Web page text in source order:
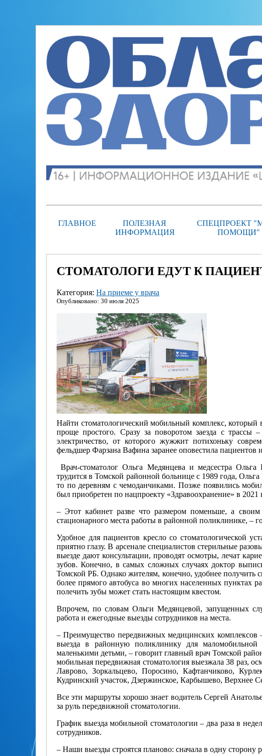
ГЛАВНОЕ
ПОЛЕЗНАЯ
ИНФОРМАЦИЯ
СПЕЦПРОЕКТ
ПОМОЩИ"
СТОМАТОЛОГИ ЕДУТ К
Категория: На приеме у врача
Опубликовано: 30 июля 2025
Найти стоматологический мобильный комплекс, который
проще простого. Сразу за поворотом заезда с трассы
электричество, от которого жужжит потихоньку
фельдшер Фарзана Вафина заранее оповестила
Врач-стоматолог Ольга Медянцева и медсестра
трудится в Томской районной больнице с 1989 года,
то по деревням с чемоданчиками. Позже появились
был приобретен по нацпроекту «Здравоохранение» в 2021
– Этот кабинет разве что размером поменьше, а
стационарного места работы в районной поликлинике, –
Удобное для пациентов кресло со стоматологической
приятно глазу. В арсенале специалистов стерильные
выезде дают консультации, проводят осмотры, лечат
зубов. Конечно, в самых сложных случаях доктор
Томской РБ. Однако жителям, конечно, удобнее получить
более прямого автобуса во многих населенных пунктах
полечить зубы может стать настоящим квестом.
Впрочем, по словам Ольги Медянцевой, запущенных
работа и ежегодные выезды сотрудников на места.
– Преимущество передвижных медицинских
выезда в районную поликлинику для
маленькими детьми, – говорит главный врач Томской
мобильная передвижная стоматология выезжала 38 раз,
Лаврово, Зоркальцево, Поросино, Кафтанчиково,
Кудринский участок, Дзержинское, Карбышево, Верхнее
Все эти маршруты хорошо знает водитель Сергей
за руль передвижной стоматологии.
График выезда мобильной стоматологии – два раза в
сотрудников.
– Наши выезды строятся планово: сначала в одну